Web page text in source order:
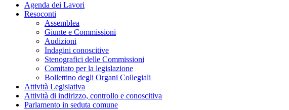
Agenda dei Lavori
Resoconti
Assemblea
Giunte e Commissioni
Audizioni
Indagini conoscitive
Stenografici delle Commissioni
Comitato per la legislazione
Bollettino degli Organi Collegiali
Attività Legislativa
Attività di indirizzo, controllo e conoscitiva
Parlamento in seduta comune